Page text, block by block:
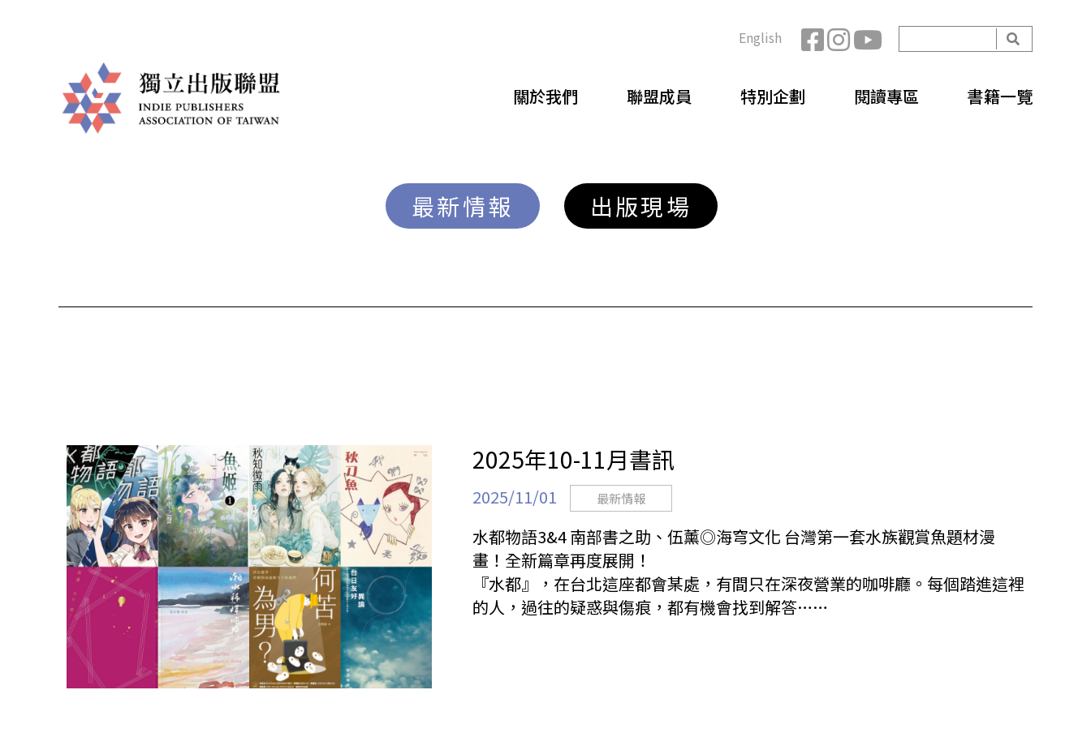
尋
始
尋
English
站
關於我們 聯盟成員 特別企劃 閱讀專區 書籍一覽
最新情報 出版現場
2025年10-11月書訊
2025/11/01 最新情報
水都物語3&4 南部書之助、伍薰◎海穹文化 台灣第一套水族觀賞魚題材漫
畫！全新篇章再度展開！
『水都』，在台北這座都會某處，有間只在深夜營業的咖啡廳。每個踏進這裡
的人，過往的疑惑與傷痕，都有機會找到解答……